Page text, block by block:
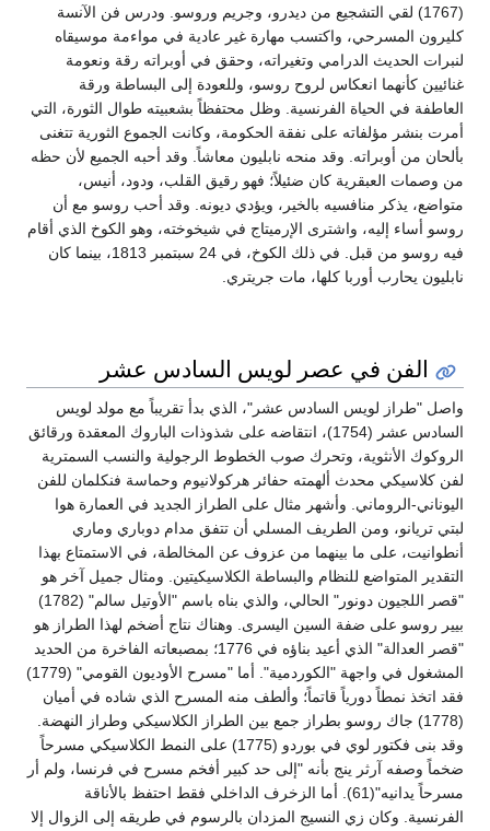
(1767) لقي التشجيع من ديدرو، وجريم وروسو. ودرس فن الآنسة
كليرون المسرحي، واكتسب مهارة غير عادية في مواءمة موسيقاه
لنبرات الحديث الدرامي وتغيراته، وحقق في أوبراته رقة ونعومة
غنائيين كأنهما انعكاس لروح روسو، وللعودة إلى البساطة ورقة
العاطفة في الحياة الفرنسية. وظل محتفظاً بشعبيته طوال الثورة، التي
أمرت بنشر مؤلفاته على نفقة الحكومة، وكانت الجموع الثورية تتغنى
بألحان من أوبراته. وقد منحه نابليون معاشاً. وقد أحبه الجميع لأن حظه
من وصمات العبقرية كان ضئيلاً؛ فهو رقيق القلب، ودود، أنيس،
متواضع، يذكر منافسيه بالخير، ويؤدي ديونه. وقد أحب روسو مع أن
روسو أساء إليه، واشترى الإرميتاج في شيخوخته، وهو الكوخ الذي أقام
فيه روسو من قبل. في ذلك الكوخ، في 24 سبتمبر 1813، بينما كان
نابليون يحارب أوربا كلها، مات جريتري.
الفن في عصر لويس السادس عشر
واصل "طراز لويس السادس عشر"، الذي بدأ تقريباً مع مولد لويس
السادس عشر (1754)، انتقاضه على شذوذات الباروك المعقدة ورقائق
الروكوك الأنثوية، وتحرك صوب الخطوط الرجولية والنسب السمترية
لفن كلاسيكي محدث ألهمته حفائر هركولانيوم وحماسة فنكلمان للفن
اليوناني-الروماني. وأشهر مثال على الطراز الجديد في العمارة هوا
لبتي تريانو، ومن الطريف المسلي أن تتفق مدام دوباري وماري
أنطوانيت، على ما بينهما من عزوف عن المخالطة، في الاستمتاع بهذا
التقدير المتواضع للنظام والبساطة الكلاسيكيتين. ومثال جميل آخر هو
"قصر اللجيون دونور" الحالي، والذي بناه باسم "الأوتيل سالم" (1782)
بيير روسو على ضفة السين اليسرى. وهناك نتاج أضخم لهذا الطراز هو
"قصر العدالة" الذي أعيد بناؤه في 1776؛ بمصبعاته الفاخرة من الحديد
المشغول في واجهة "الكوردمية". أما "مسرح الأوديون القومي" (1779)
فقد اتخذ نمطاً دورياً قاتماً؛ وألطف منه المسرح الذي شاده في أميان
(1778) جاك روسو بطراز جمع بين الطراز الكلاسيكي وطراز النهضة.
وقد بنى فكتور لوي في بوردو (1775) على النمط الكلاسيكي مسرحاً
ضخماً وصفه آرثر ينج بأنه "إلى حد كبير أفخم مسرح في فرنسا، ولم أر
مسرحاً يدانيه"(61). أما الزخرف الداخلي فقط احتفظ بالأناقة
الفرنسية. وكان زي النسيج المزدان بالرسوم في طريقه إلى الزوال إلا